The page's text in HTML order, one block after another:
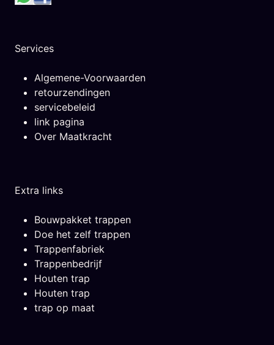
Services
Algemene-Voorwaarden
retourzendingen
servicebeleid
link pagina
Over Maatkracht
Extra links
Bouwpakket trappen
Doe het zelf trappen
Trappenfabriek
Trappenbedrijf
Houten trap
Houten trap
trap op maat